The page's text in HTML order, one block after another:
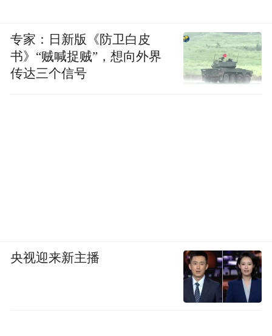
专家：日新版《防卫白皮
书》“贼喊捉贼”，想向外界
传达三个信号
央视迎来新主播